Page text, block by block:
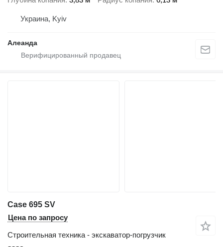
Украина, Kyiv
Алеанда
Case 695 SV
Цена по запросу
Строительная техника - экскаватор-погрузчик